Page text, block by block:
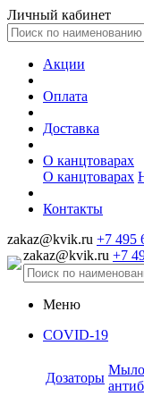
Личный кабинет
Акции
Оплата
Доставка
О канцтоварах
О канцтоварах
Контакты
zakaz@kvik.ru +7 495
zakaz@kvik.ru +7
Меню
COVID-19
Дозаторы
Мыло